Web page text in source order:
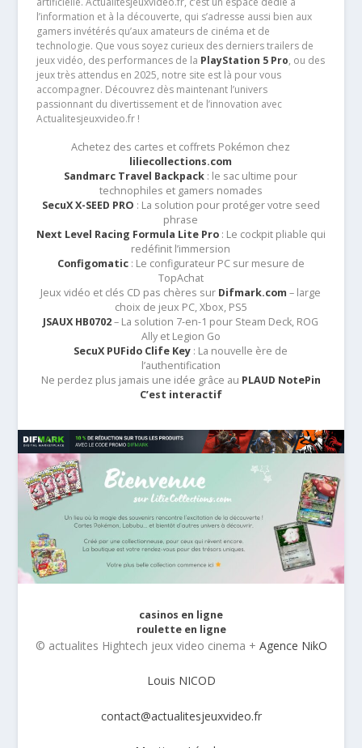
l’information et à la découverte, qui s’adresse aussi bien aux
gamers invétérés qu’aux amateurs de cinéma et de
technologie. Que vous soyez curieux des derniers trailers de
jeux vidéo, des performances de la PlayStation 5 Pro, ou des
jeux très attendus en 2025, notre site est là pour vous
accompagner. Découvrez dès maintenant l’univers
passionnant du divertissement et de l’innovation avec
Actualitesjeuxvideo.fr !
Achetez des cartes et coffrets Pokémon chez
liliecollections.com
Sandmarc Travel Backpack : le sac ultime pour
technophiles et gamers nomades
SecuX X-SEED PRO : La solution pour protéger votre seed
phrase
Next Level Racing Formula Lite Pro: Le cockpit pliable qui
redéfinit l’immersion
Configomatic: Le configurateur PC sur mesure de
TopAchat
Jeux vidéo et clés CD pas chères sur Difmark.com – large
choix de jeux PC, Xbox, PS5
JSAUX HB0702– La solution 7-en-1 pour Steam Deck, ROG
Ally et Legion Go
SecuX PUFido Clife Key : La nouvelle ère de
l’authentification
Ne perdez plus jamais une idée grâce au PLAUD NotePin
C’est interactif
casinos en ligne
roulette en ligne
© actualites Hightech jeux video cinema + Agence NikO
Louis NICOD
contact@actualitesjeuxvideo.fr